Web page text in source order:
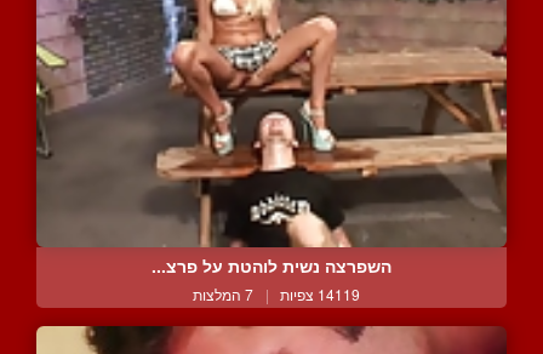
השפרצה נשית לוהטת על פרצ...
14119 צפיות | 7 המלצות